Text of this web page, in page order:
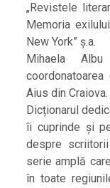
„Revistele
Memoria
New York” ș.a.
Mihaela
Aius din Craiova.
Dicționarul
îi cuprinde și
despre
serie amplă
în toate